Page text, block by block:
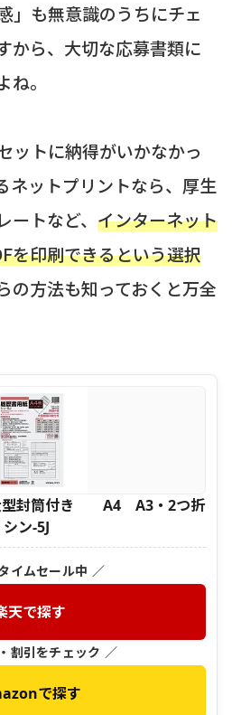
」も無意識のうちにチェ
から、大切な応募書類に
。
ットに納得がいかなかっ
ネットプリントなら、厚生
トなど、 インターネット
を印刷できるという選択
の方法も知っておくと万全
型封筒付き A4 A3・2つ折
ン-5J
イムセール中 ／
天で探す
割引をチェック ／
で探す